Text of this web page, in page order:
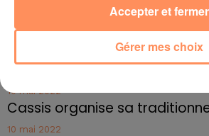
Le cocholed pour jouer à la
jusqu'au bout de la nuit !
Toulon : des quais électrifiés
10 mai 2022
Cassis organise sa
10 mai 2022
Gérer mes choix
Accepter et fermer